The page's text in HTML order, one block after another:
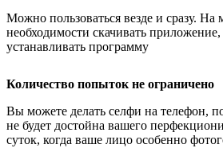
Можно пользоваться везде и сразу. На
необходимости скачивать приложение,
устанавливать программу
Количество попыток не ограничено
Вы можете делать селфи на телефон,
не будет достойна вашего
суток, когда ваше лицо особенно